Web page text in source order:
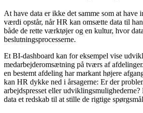
At have data er ikke det samme som at have
værdi opstår, når HR kan omsætte data til
både de rette værktøjer og en kultur, hvor
beslutningsprocesserne.
Et BI-dashboard kan for eksempel vise
medarbejderomsætning på tværs af
en bestemt afdeling har markant højere
kan HR dykke ned i årsagerne: Er der
arbejdspresset eller udviklingsmulighederne?
data et redskab til at stille de rigtige